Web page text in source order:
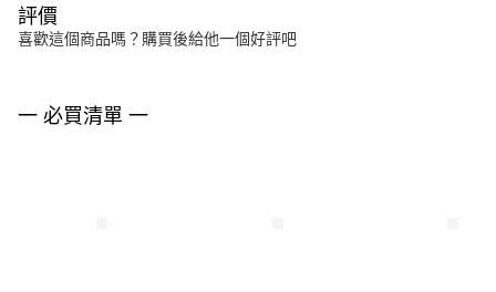
評價
喜歡這個商品嗎？購買後給他一個好評吧
一 必買清單 一